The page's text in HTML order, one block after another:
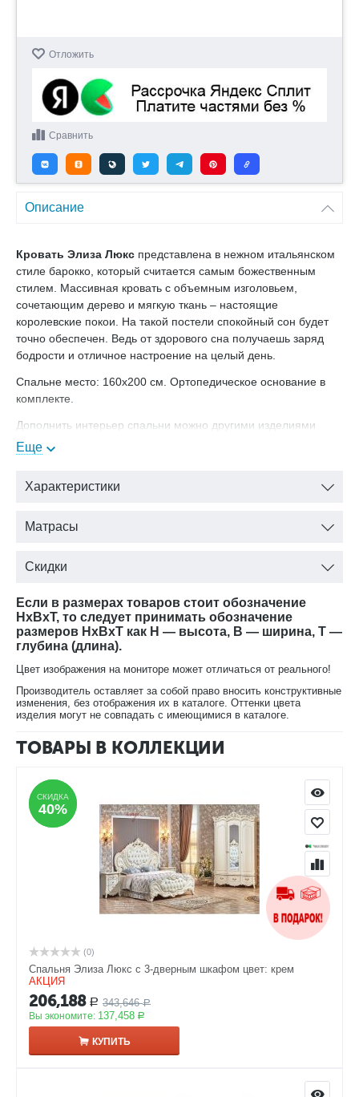
Отложить
Сравнить
Описание
Кровать Элиза Люкс представлена в нежном итальянском
стиле барокко, который считается самым божественным
стилем. Массивная кровать с объемным изголовьем,
сочетающим дерево и мягкую ткань – настоящие
королевские покои. На такой постели спокойный сон будет
точно обеспечен. Ведь от здорового сна получаешь заряд
бодрости и отличное настроение на целый день.
Спальне место: 160х200 см. Ортопедическое основание в
комплекте.
Дополнить интерьер спальни можно другими изделиями
коллекции Элиза Люкс:
Тумбой прикроватной. Размер: 58х42,5х66 см
Еще
Характеристики
Матрасы
Скидки
Если в размерах товаров стоит обозначение
HxBxT, то следует принимать обозначение
размеров HxBxT как H — высота, B — ширина, T —
глубина (длина).
Цвет изображения на мониторе может отличаться от реального!
Производитель оставляет за собой право вносить конструктивные
изменения, без отображения их в каталоге. Оттенки цвета
изделия могут не совпадать с имеющимися в каталоге.
ТОВАРЫ В КОЛЛЕКЦИИ
СКИДКА
40%
СКИДКА
40%
(0)
Спальня Элиза Люкс с 3-дверным шкафом цвет: крем
АКЦИЯ
206,188 Р 343,646 Р
Вы экономите: 137,458 Р
КУПИТЬ